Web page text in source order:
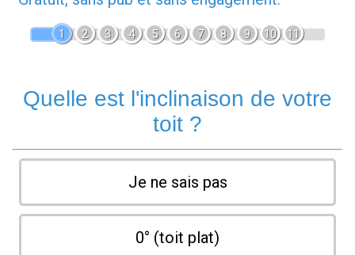
1 2 3 4 5 6 7 8 9 10 11
Quelle est l'inclinaison de votre
toit ?
Je ne sais pas
0° (toit plat)